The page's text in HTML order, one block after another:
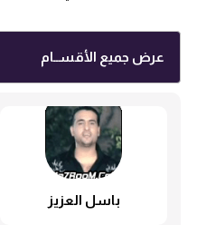
عرض جميع الأقســام
باسل العزيز